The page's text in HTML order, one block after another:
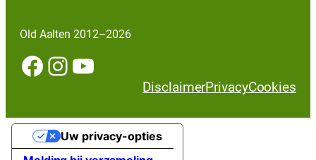
Old Aalten 2012–2026
Facebook InstagramYouTube
DisclaimerPrivacyCookies
Uw privacy-opties